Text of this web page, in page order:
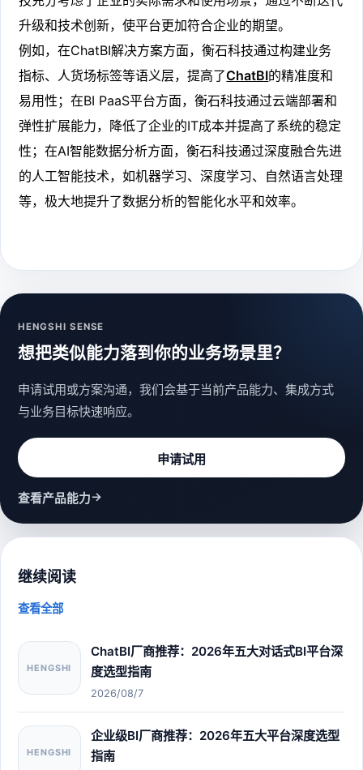
升级和技术创新，使平台更加符合企业的期望。
例如，在ChatBI解决方案方面，衡石科技通过构建业务
指标、人货场标签等语义层，提高了ChatBI的精准度和
易用性；在BI PaaS平台方面，衡石科技通过云端部署和
弹性扩展能力，降低了企业的IT成本并提高了系统的稳定
性；在AI智能数据分析方面，衡石科技通过深度融合先进
的人工智能技术，如机器学习、深度学习、自然语言处理
等，极大地提升了数据分析的智能化水平和效率。
HENGSHI SENSE
想把类似能力落到你的业务场景里？
申请试用或方案沟通，我们会基于当前产品能力、集成方式
与业务目标快速响应。
申请试用
查看产品能力→
继续阅读
查看全部
HENGSHI
ChatBI厂商推荐：2026年五大对话式BI平台深
度选型指南
2026/08/7
HENGSHI
企业级BI厂商推荐：2026年五大平台深度选型
指南